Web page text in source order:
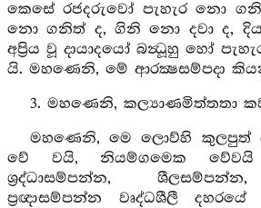
කෙසේ රජදරුවෝ පැහැර නො
නො ගනිත් ද, ගිනි නො දවා ද,
අප්‍රිය වූ දායාදයෝ බන්‍ධූහු හෝ
යි. මහණෙනි, මේ ආරක්‍ෂසම්පදා
3. මහණෙනි, කල්‍යාණමිත්තතා
මහණෙනි, මෙ ලොව්හි කුලපුත්
වේ වයි, නියම්ගමෙක
ශ්‍රද්ධාසම්පන්න,
ප්‍රඥාසම්පන්න වෘද්ධශීලී දහරයේ